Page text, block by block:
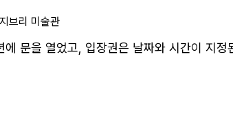
문을 열었고, 입장권은 날짜와 시간이 지